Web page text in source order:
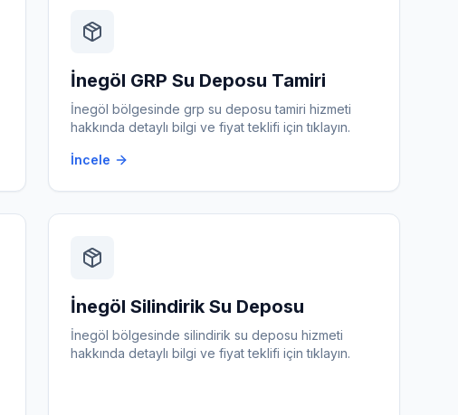
İnegöl GRP Su Deposu Tamiri
İnegöl bölgesinde grp su deposu tamiri hizmeti
hakkında detaylı bilgi ve fiyat teklifi için tıklayın.
İncele
İnegöl Silindirik Su Deposu
İnegöl bölgesinde silindirik su deposu hizmeti
hakkında detaylı bilgi ve fiyat teklifi için tıklayın.